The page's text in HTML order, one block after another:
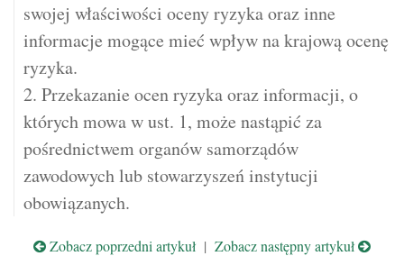
swojej właściwości oceny ryzyka oraz inne
informacje mogące mieć wpływ na krajową ocenę
ryzyka.
2. Przekazanie ocen ryzyka oraz informacji, o
których mowa w ust. 1, może nastąpić za
pośrednictwem organów samorządów
zawodowych lub stowarzyszeń instytucji
obowiązanych.
Zobacz poprzedni artykuł | Zobacz następny artykuł